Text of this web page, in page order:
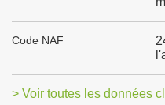
Code NAF
> Voir toutes les données